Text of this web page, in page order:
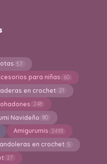
57
para niñas 60
en crochet 21
248
Navideño 80
Amigurumis 2493
en crochet 5
27